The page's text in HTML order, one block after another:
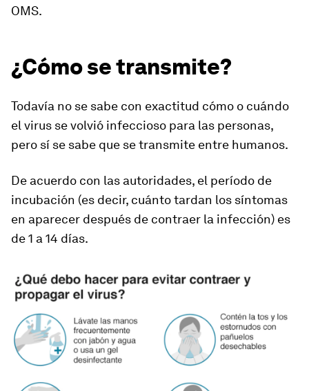
OMS.
¿Cómo se transmite?
Todavía no se sabe con exactitud cómo o cuándo
el virus se volvió infeccioso para las personas,
pero sí se sabe que se transmite entre humanos.
De acuerdo con las autoridades, el período de
incubación (es decir, cuánto tardan los síntomas
en aparecer después de contraer la infección) es
de 1 a 14 días.